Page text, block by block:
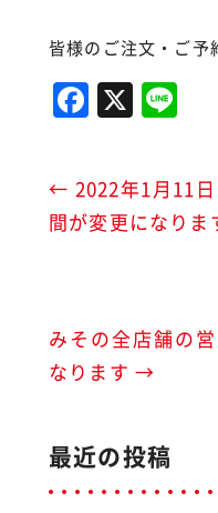
皆様のご注文・ご予
F
a
c
e
b
k
X
e
← 2022年1月11
間が変更になりま
みその全店舗の
なります →
最近の投稿